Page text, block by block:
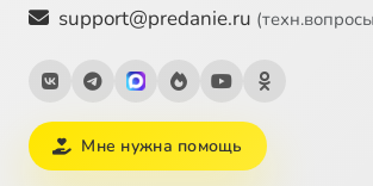
support@predanie.ru
Мне нужна помощь